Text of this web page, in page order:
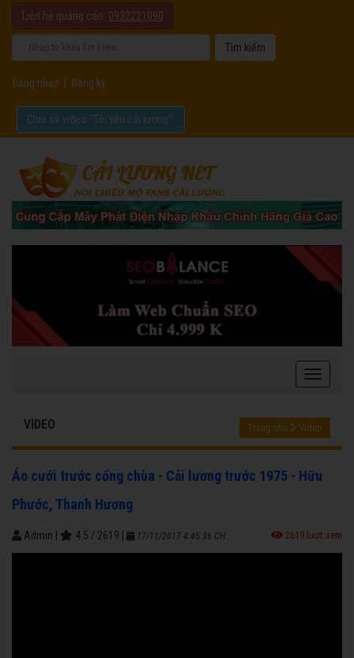
Liên hệ quảng cáo: 0932221090
Đăng nhập Đăng ký
Chia sẻ video "Tôi yêu cải lương".
VIDEO Trang chủ Video
Áo cưới trước cổng chùa - Cải lương trước 1975 - Hữu
Phước, Thanh Hương
Admin 4.5 / 2619 17/11/2017 4:45:36 CH 2619 lượt xem